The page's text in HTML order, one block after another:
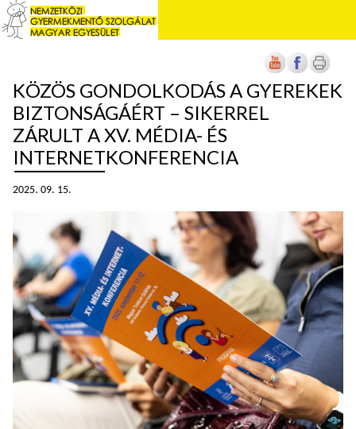
KÖZÖS GONDOLKODÁS A GYEREKEK
BIZTONSÁGÁÉRT – SIKERREL
ZÁRULT A XV. MÉDIA- ÉS
INTERNETKONFERENCIA
2025. 09. 15.